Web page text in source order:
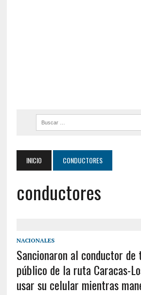
INICIO CONDUCTORES
conductores
NACIONALES
Sancionaron al conductor
público de la ruta Caracas-
usar su celular mientras